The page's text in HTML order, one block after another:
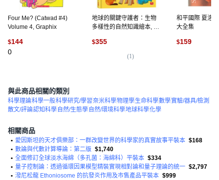
Four Me? (Catwad #4)
Volume 4, Graphix
$144
0
地球的關鍵守護者：生物
多樣性的自然知識繪本, 精
$355
(1)
和平國際 夏洛
大全集
$159
與此商品相關的類別
科學理論科學一般科學研究/學習奈米科學物理學生命科學數學實驗/器具/檢測
散文/評論認知科學 自然/生態學 自然/環境科學地球科學化學
相關商品
• 愛因斯坦的天才俱樂部：一群改變世界的科學家的真實故事平裝本 $168
• 數論與代數計算導論：第二版 $1,740
• 全面修訂全球淡水海綿（多孔菌：海綿科）平裝本 $334
• 量子控制論：透過循環因果模型精裝實現相對論和量子理論的統一 $2,797
• 潑尼松龍 Ethoniosome 的抗發炎作用及市售產品平裝本 $999